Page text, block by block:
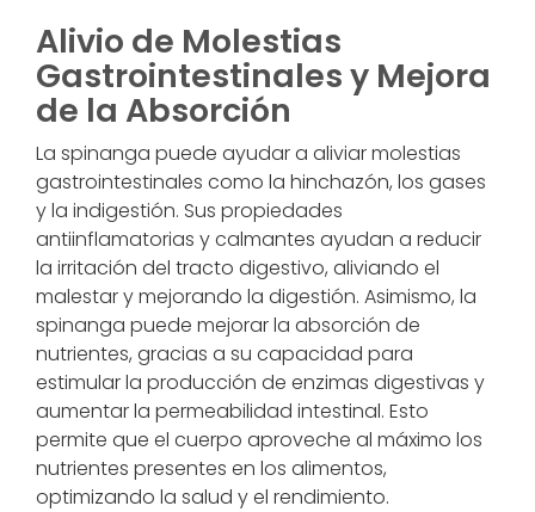
Alivio de Molestias
Gastrointestinales y Mejora
de la Absorción
La spinanga puede ayudar a aliviar molestias
gastrointestinales como la hinchazón, los gases
y la indigestión. Sus propiedades
antiinflamatorias y calmantes ayudan a reducir
la irritación del tracto digestivo, aliviando el
malestar y mejorando la digestión. Asimismo, la
spinanga puede mejorar la absorción de
nutrientes, gracias a su capacidad para
estimular la producción de enzimas digestivas y
aumentar la permeabilidad intestinal. Esto
permite que el cuerpo aproveche al máximo los
nutrientes presentes en los alimentos,
optimizando la salud y el rendimiento.